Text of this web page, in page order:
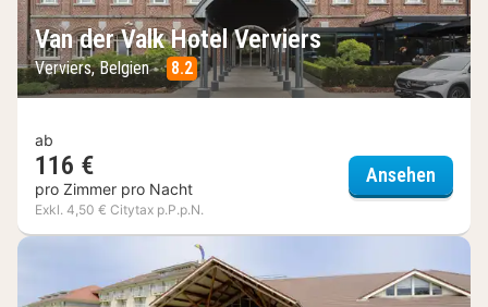
Van der Valk Hotel Verviers
Verviers, Belgien 8.2
ab
116 €
pro Zimmer pro Nacht
Exkl. 4,50 € Citytax p.P.p.N.
Ansehen